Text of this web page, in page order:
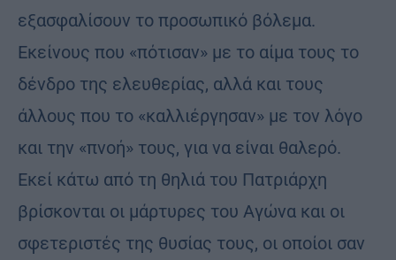
εξασφαλίσουν το προσωπικό βόλεμα.
Εκείνους που «πότισαν» με το αίμα τους το
δένδρο της ελευθερίας, αλλά και τους
άλλους που το «καλλιέργησαν» με τον λόγο
και την «πνοή» τους, για να είναι θαλερό.
Εκεί κάτω από τη θηλιά του Πατριάρχη
βρίσκονται οι μάρτυρες του Αγώνα και οι
σφετεριστές της θυσίας τους, οι οποίοι σαν